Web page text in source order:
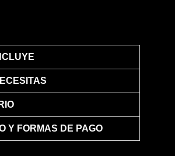
Y FORMAS DE PAGO